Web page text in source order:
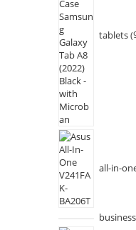
tablets
all-in-